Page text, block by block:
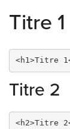
Titre 1
<h1>Titre
Titre 2
<h2>Titre